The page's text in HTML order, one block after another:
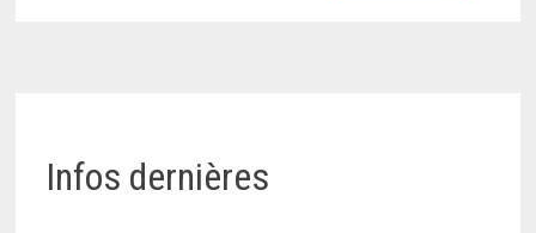
Infos dernières